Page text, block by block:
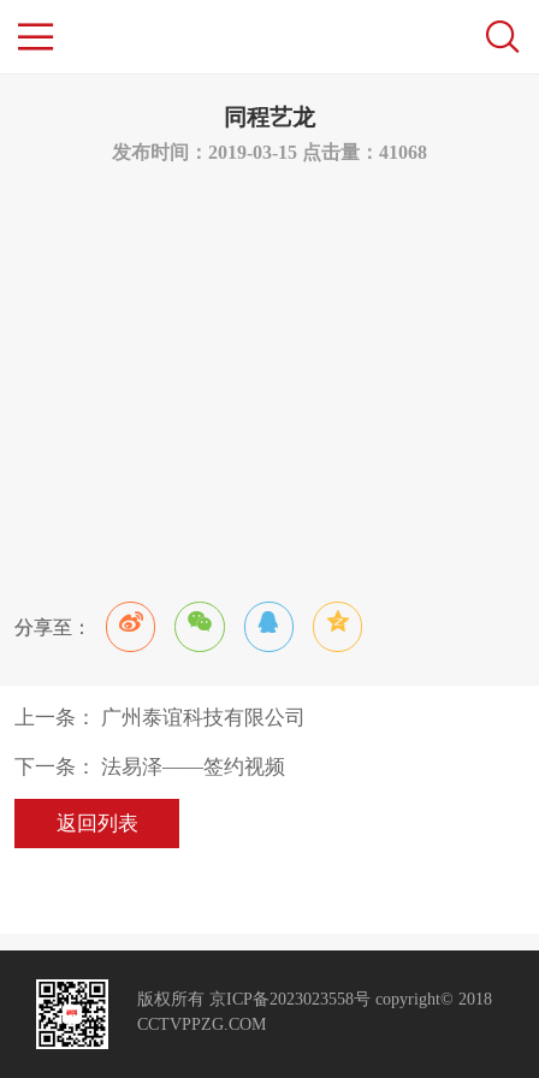
同程艺龙
发布时间：2019-03-15 点击量：41068
分享至：
上一条： 广州泰谊科技有限公司
下一条： 法易泽——签约视频
返回列表
版权所有 京ICP备2023023558号 copyright© 2018
CCTVPPZG.COM